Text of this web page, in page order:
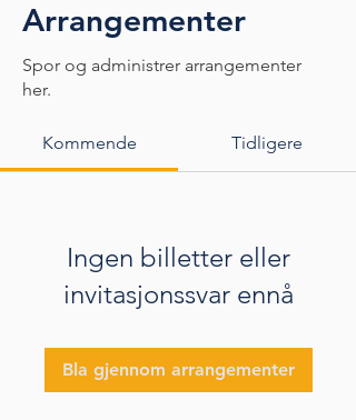
Arrangementer
Spor og administrer arrangementer
her.
Kommende Tidligere
Ingen billetter eller
invitasjonssvar ennå
Bla gjennom arrangementer